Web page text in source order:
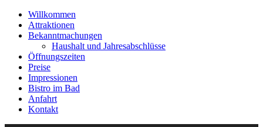
Willkommen
Attraktionen
Bekanntmachungen
Haushalt und Jahresabschlüsse
Öffnungszeiten
Preise
Impressionen
Bistro im Bad
Anfahrt
Kontakt